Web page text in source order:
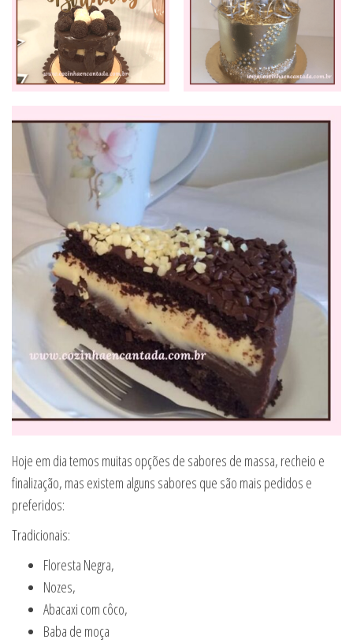
Hoje em dia temos muitas opções de sabores de massa, recheio e
finalização, mas existem alguns sabores que são mais pedidos e
preferidos:
Tradicionais:
Floresta Negra,
Nozes,
Abacaxi com côco,
Baba de moça